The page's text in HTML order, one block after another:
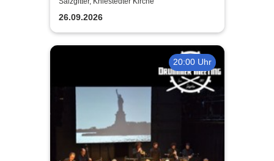
26.09.2026
20:00 Uhr